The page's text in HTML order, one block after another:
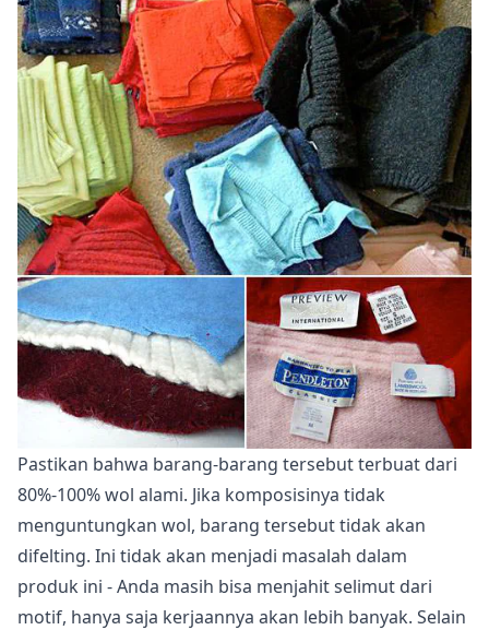
Pastikan bahwa barang-barang tersebut terbuat dari
80%-100% wol alami. Jika komposisinya tidak
menguntungkan wol, barang tersebut tidak akan
difelting. Ini tidak akan menjadi masalah dalam
produk ini - Anda masih bisa menjahit selimut dari
motif, hanya saja kerjaannya akan lebih banyak. Selain